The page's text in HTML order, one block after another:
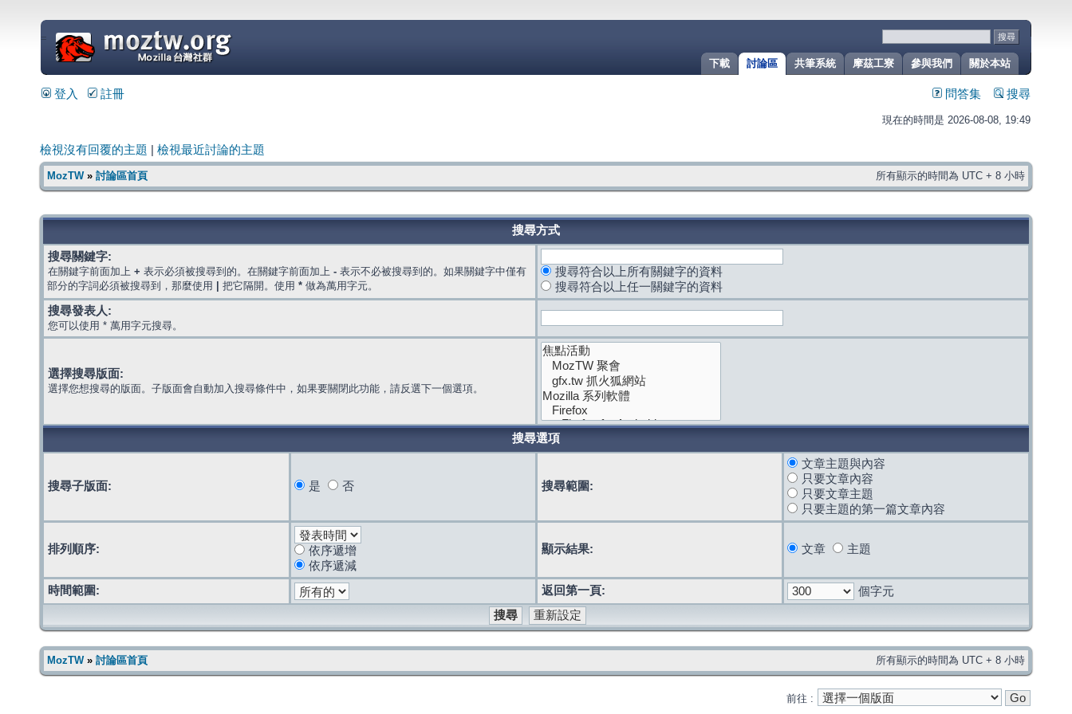
關於本站
參與我們
摩茲工寮
共筆系統
討論區
下載
=
登入 註冊 問答集 搜尋
現在的時間是 2026-08-08, 19:49
檢視沒有回覆的主題 檢視最近討論的主題
MozTW» 討論區首頁 所有顯示的時間為 UTC + 8 小時
搜尋方式
搜尋關鍵字:
在關鍵字前面加上 + 表示必須被搜尋到的。在關鍵字前面加上 - 表示不必被搜尋到的。如果關鍵字中僅有
部分的字詞必須被搜尋到，那麼使用
把它隔開。使用 * 做為萬用字元。
搜尋符合以上所有關鍵字的資料
搜尋符合以上任一關鍵字的資料
搜尋發表人:
您可以使用 * 萬用字元搜尋。
選擇搜尋版面:
選擇您想搜尋的版面。子版面會自動加入搜尋條件中，如果要關閉此功能，請反選下一個選項。
搜尋選項
搜尋子版面: 是 否 搜尋範圍:
文章主題與內容
只要文章內容
只要文章主題
只要主題的第一篇文章內容
排列順序:
依序遞增
依序遞減
顯示結果: 文章 主題
時間範圍: 返回第一頁: 個字元
MozTW» 討論區首頁 所有顯示的時間為 UTC + 8 小時
前往 :